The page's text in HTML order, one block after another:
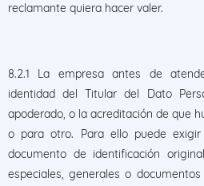
reclamante quiera hacer valer.
8.2.1 La empresa antes de
identidad del Titular del Dato
apoderado, o la acreditación de que
o para otro. Para ello puede
documento de identificación
especiales, generales o